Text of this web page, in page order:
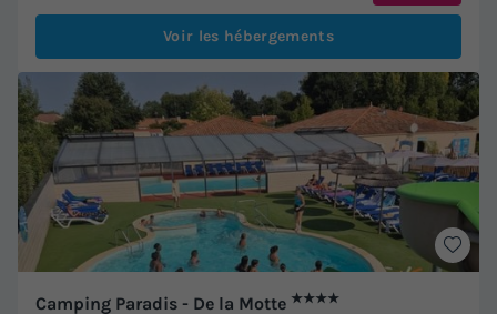
Voir les hébergements
Camping Paradis - De la Motte ★★★★